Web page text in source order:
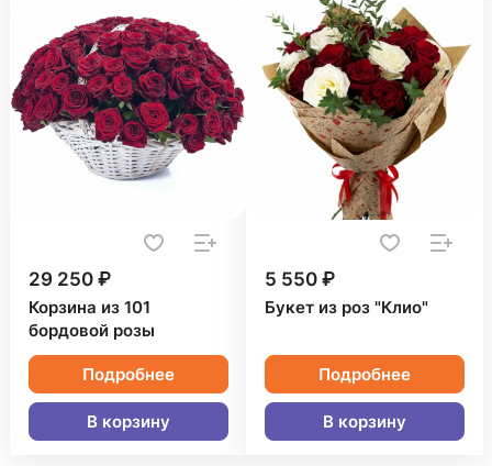
29 250 ₽
Корзина из 101
бордовой розы
Подробнее
В корзину
5 550 ₽
Букет из роз "Клио"
Подробнее
В корзину